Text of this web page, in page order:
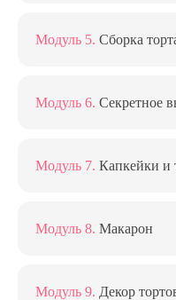
Модуль 5. Cборка
Модуль 6. Cекретное
Модуль 7. Капкейки и
Модуль 8. Макарон
Модуль 9. Декор